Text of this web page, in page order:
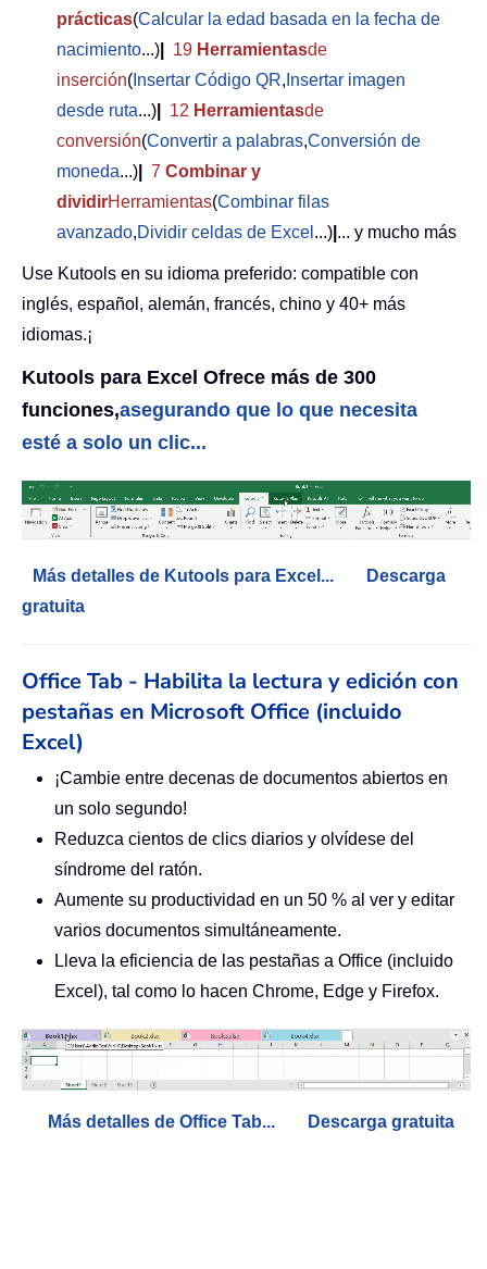
prácticas(Calcular la edad basada en la fecha de
nacimiento...) 19 Herramientasde
inserción( Insertar Código QR, Insertar imagen
desde ruta...) 12 Herramientasde
conversión(Convertir a palabras,Conversión de
moneda...) 7 Combinar y
dividirHerramientas(Combinar filas
avanzado,Dividir celdas de Excel ...) ... y mucho más
Use Kutools en su idioma preferido: compatible con
inglés, español, alemán, francés, chino y 40+ más
idiomas.¡
Kutools para Excel Ofrece más de 300
funciones,asegurando que lo que necesita
esté a solo un clic...
Más detalles de Kutools para Excel...
Descarga
gratuita
Office Tab - Habilita la lectura y edición con
pestañas en Microsoft Office (incluido
Excel)
¡Cambie entre decenas de documentos abiertos en
un solo segundo!
Reduzca cientos de clics diarios y olvídese del
síndrome del ratón.
Aumente su productividad en un 50 % al ver y editar
varios documentos simultáneamente.
Lleva la eficiencia de las pestañas a Office (incluido
Excel), tal como lo hacen Chrome, Edge y Firefox.
Más detalles de Office Tab... Descarga gratuita